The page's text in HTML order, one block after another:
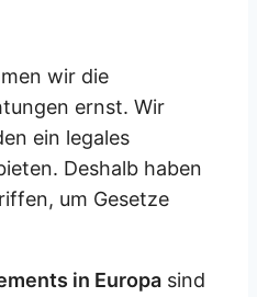
wir die
ernst. Wir
ein legales
Deshalb haben
um Gesetze
in Europa sind